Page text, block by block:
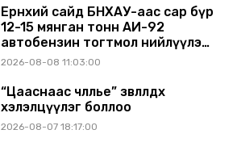
БАЙНА
Ерөнхий сайд БНХАУ-аас сар бүр
12-15 мянган тонн АИ-92
автобензин тогтмол нийлүүлэх
хүсэлт тавилаа
2026-08-08 11:03:00
“Цааснаас чөлөөлье” зөвлөлдөх
хэлэлцүүлэг боллоо
2026-08-07 18:17:00